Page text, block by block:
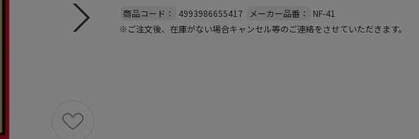
商品コード： 4993986655417 メーカー品番：
NF-41
※ご注文後、在庫がない場合キャンセル等のご連絡をさせていただきます。